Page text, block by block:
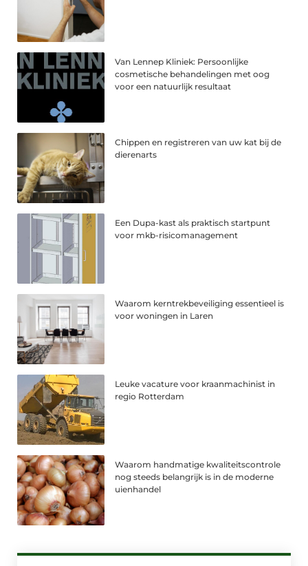
Van Lennep Kliniek: Persoonlijke
cosmetische behandelingen met oog
voor een natuurlijk resultaat
Chippen en registreren van uw kat bij de
dierenarts
Een Dupa-kast als praktisch startpunt
voor mkb-risicomanagement
Waarom kerntrekbeveiliging essentieel is
voor woningen in Laren
Leuke vacature voor kraanmachinist in
regio Rotterdam
Waarom handmatige kwaliteitscontrole
nog steeds belangrijk is in de moderne
uienhandel